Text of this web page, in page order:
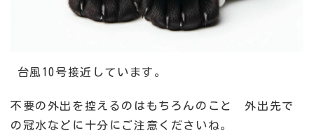
台風10号接近しています。
不要の外出を控えるのはもちろんのこと 外出先で
の冠水などに十分にご注意くださいね。